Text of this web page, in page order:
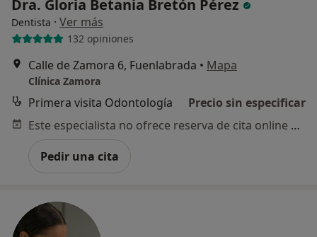
Dra. Gloria Betania Bretón Pérez
Dentista · Ver más
132 opiniones
Calle de Zamora 6, Fuenlabrada • Mapa
Clínica Zamora
Primera visita Odontología
Precio sin especificar
Este especialista no ofrece reserva de cita online en esta dirección.
Pedir una cita